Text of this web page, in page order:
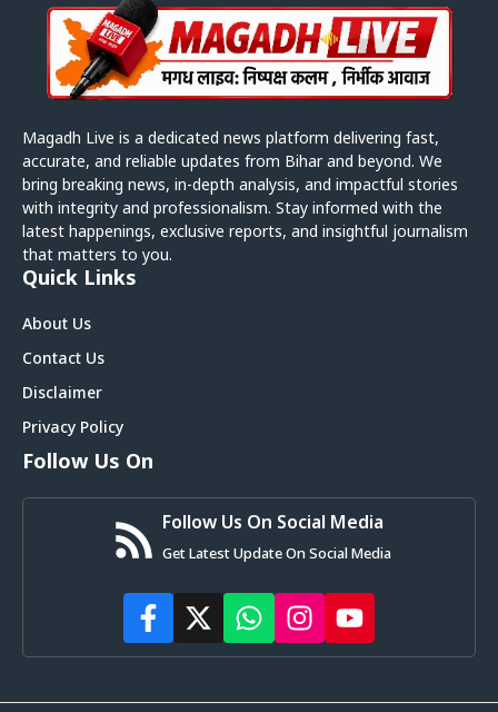
Magadh Live is a dedicated news platform delivering fast,
accurate, and reliable updates from Bihar and beyond. We
bring breaking news, in-depth analysis, and impactful stories
with integrity and professionalism. Stay informed with the
latest happenings, exclusive reports, and insightful journalism
that matters to you.
Quick Links
About Us
Contact Us
Disclaimer
Privacy Policy
Follow Us On
Follow Us On Social Media
Get Latest Update On Social Media